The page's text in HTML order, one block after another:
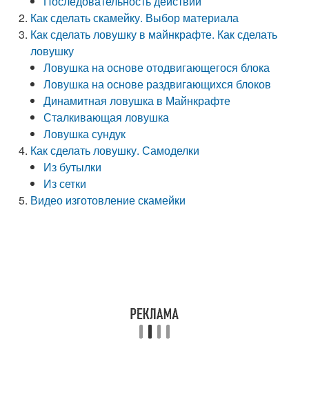
Как сделать скамейку. Выбор материала
Как сделать ловушку в майнкрафте. Как сделать
ловушку
Ловушка на основе отодвигающегося блока
Ловушка на основе раздвигающихся блоков
Динамитная ловушка в Майнкрафте
Сталкивающая ловушка
Ловушка сундук
Как сделать ловушку. Самоделки
Из бутылки
Из сетки
Видео изготовление скамейки